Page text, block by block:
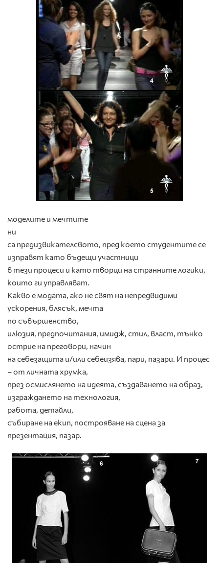
моделите и мечтите
ни
са предизвикателсвото, пред което студентите се
изправят като бъдещи участници
в тези процеси и като творци на странните логики,
които ги управляват.
Какво е модата, ако не свят на непредвидими
ускорения, блясък, мечта
по съвършенство,
илюзия, предпочитания, имидж, стил, власт, тънко
острие на преговори, начин
на себезащита и/или себеизява, пари, пазари. И процес
– от личната хрумка,
през осмислянето на идеята, създаването на образ,
изграждането на технология,
работа, детайли,
събиране на екип, построяване на сцена за
презентация, пазар.